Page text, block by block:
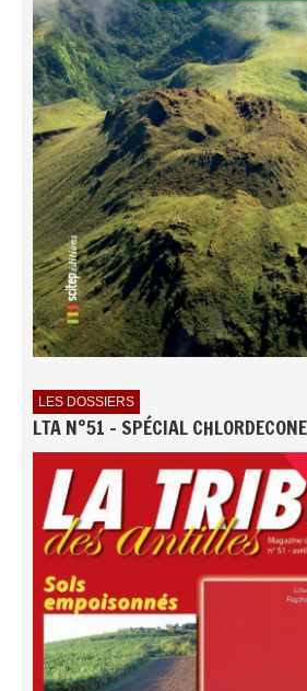
LES DOSSIERS
LTA N°51 - SPÉCIAL CHLORDECONE